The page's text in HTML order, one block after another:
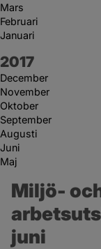
Mars
Februari
Januari
År:
2017
December
November
Oktober
September
Augusti
Juni
Maj
Miljö-
juni